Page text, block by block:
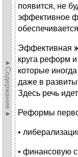
►Содержание►
появится, не
эффективное
Эффективная
круга реформ
которые
даже в
Здесь речь
Реформы
•
• финансовую